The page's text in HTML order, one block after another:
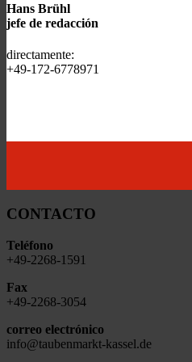
Hans Brühl
jefe de redacción
directamente:
+49-172-6778971
CONTACTO
Teléfono
+49-2268-1591
Fax
+49-2268-3054
correo electrónico
info@taubenmarkt-kassel.de